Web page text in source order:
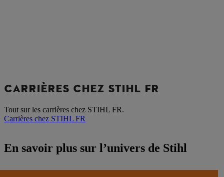
CARRIÈRES CHEZ STIHL FR
Tout sur les carrières chez STIHL FR.
Carrières chez STIHL FR
En savoir plus sur l’univers de Stihl